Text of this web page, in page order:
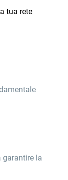
tua rete
la